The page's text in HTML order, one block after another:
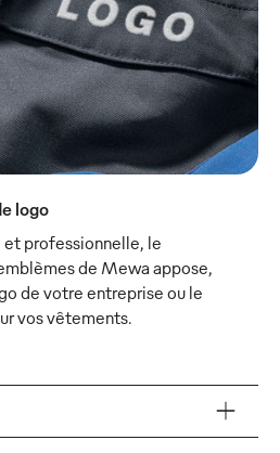
logo
et professionnelle, le
de Mewa appose,
de votre entreprise ou le
vos vêtements.